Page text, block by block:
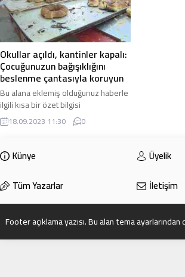
Okullar açıldı, kantinler kapalı:
Çocuğunuzun bağışıklığını
beslenme çantasıyla koruyun
Bu alana eklemiş olduğunuz haberle
ilgili kısa bir özet bilgisi
ekleyebilirsiniz. Bu metin yazı
düzenleme sayfasında “Özet”
eklenmişse başlık altında kalın
olarak bu şekilde gösterilir,
18.09.2023 11:30 0
Künye
Üyelik
Tüm Yazarlar
İletişim
Footer açıklama yazısı. Bu alan tema